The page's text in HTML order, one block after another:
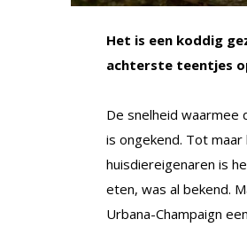
Het is een koddig
achterste teentjes
De snelheid waarmee
is ongekend. Tot
huisdiereigenaren is
eten, was al bekend.
Urbana-Champaign